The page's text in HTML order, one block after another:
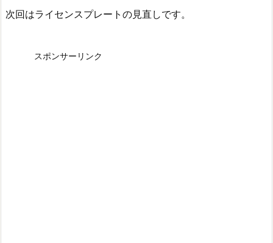
次回はライセンスプレートの見直しです。
スポンサーリンク